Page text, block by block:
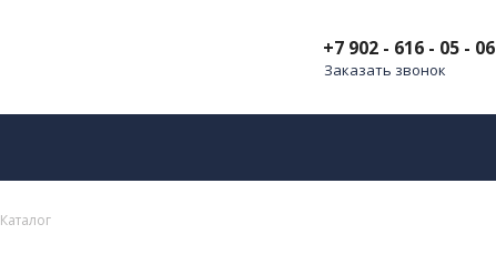
+7 902 - 616 - 05 - 06
Заказать звонок
Каталог